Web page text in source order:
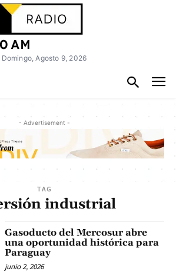
Domingo, Agosto 9, 2026
- Advertisement -
TAG
industrial
Gasoducto del Mercosur abre
una oportunidad histórica para
Paraguay
junio 2, 2026